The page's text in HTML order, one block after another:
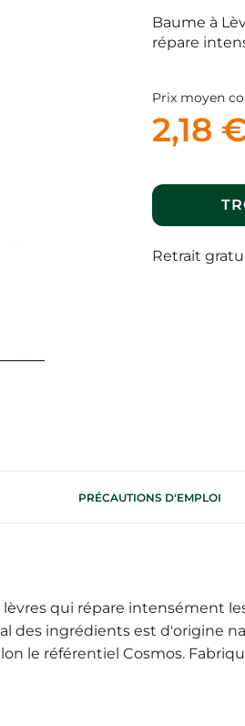
Baume à
répare
Prix moyen
2,18
Retrait
PRÉCAUTIONS D'EMPLOI
qui répare intensément
des ingrédients est d'origine
le référentiel Cosmos.